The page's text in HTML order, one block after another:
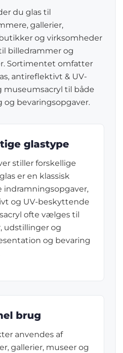
du glas til
gallerier,
og virksomheder
billedrammer og
Sortimentet omfatter
antireflektivt & UV-
museumsacryl til både
bevaringsopgaver.
glastype
stiller forskellige
er en klassisk
indramningsopgaver,
og UV-beskyttende
ofte vælges til
udstillinger og
og bevaring
brug
anvendes af
gallerier, museer og